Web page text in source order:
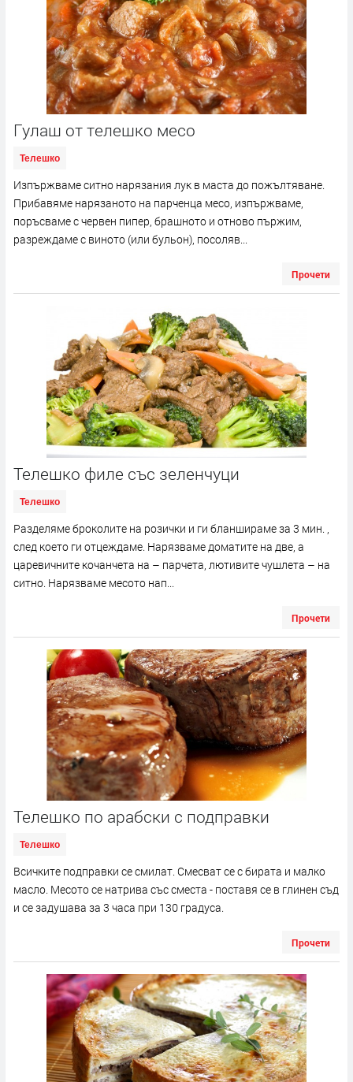
Гулаш от телешко месо
Телешко
Изпържваме ситно нарязания лук в маста до пожълтяване.
Прибавяме нарязаното на парченца месо, изпържваме,
поръсваме с червен пипер, брашното и отново пържим,
разреждаме с виното (или бульон), посоляв...
Прочети
Телешко филе със зеленчуци
Телешко
Разделяме броколите на розички и ги бланшираме за 3 мин. ,
след което ги отцеждаме. Нарязваме доматите на две, а
царевичните кочанчета на – парчета, лютивите чушлета – на
ситно. Нарязваме месото нап...
Прочети
Телешко по арабски с подправки
Телешко
Всичките подправки се смилат. Смесват се с бирата и малко
масло. Месото се натрива със сместа - поставя се в глинен съд
и се задушава за 3 часа при 130 градуса.
Прочети